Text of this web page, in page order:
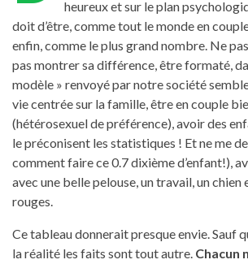
heureux et sur le plan
doit d’être, comme tout le monde en
enfin, comme le plus grand nombre. Ne
pas montrer sa différence, être formaté,
modèle » renvoyé par notre société
vie centrée sur la famille, être en couple
(hétérosexuel de préférence), avoir des
le préconisent les statistiques ! Et ne me
comment faire ce 0.7 dixième d’enfant!),
avec une belle pelouse, un travail, un chien
rouges.
Ce tableau donnerait presque envie. Sauf
la réalité les faits sont tout autre. Chacun